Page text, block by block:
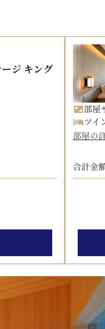
せん。）
（ヘリテージにご
対象外です。
せん。
ードはスマートカジ
パンツ、サンダ
ご遠慮ください）。
不可プランの注意事
支払いいただきま
らずキャンセル料が
ジ キング
部屋
ツイ
部屋の
合計金